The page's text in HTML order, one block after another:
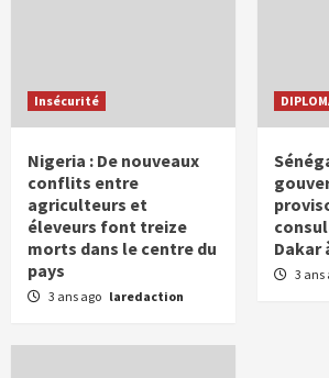
Insécurité
Nigeria : De nouveaux
conflits entre
agriculteurs et
éleveurs font treize
morts dans le centre du
pays
3 ans ago laredaction
Dakar
3 ans